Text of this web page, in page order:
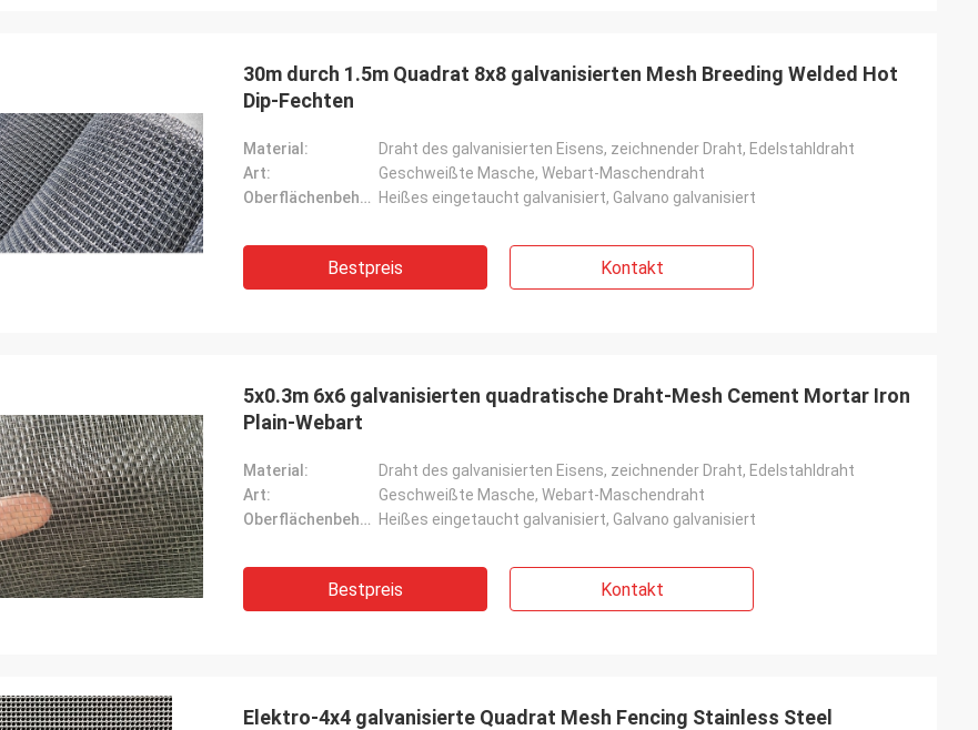
30m durch 1.5m Quadrat 8x8 galvanisierten Mesh Breeding Welded Hot
Dip-Fechten
Material:
Draht des galvanisierten Eisens, zeichnender Draht, Edelstahldraht
Art:
Geschweißte Masche, Webart-Maschendraht
Oberflächenbehandlung:
Heißes eingetaucht galvanisiert, Galvano galvanisiert
Bestpreis Kontakt
5x0.3m 6x6 galvanisierten quadratische Draht-Mesh Cement Mortar Iron
Plain-Webart
Material:
Draht des galvanisierten Eisens, zeichnender Draht, Edelstahldraht
Art:
Geschweißte Masche, Webart-Maschendraht
Oberflächenbehandlung:
Heißes eingetaucht galvanisiert, Galvano galvanisiert
Bestpreis Kontakt
Elektro-4x4 galvanisierte Quadrat Mesh Fencing Stainless Steel